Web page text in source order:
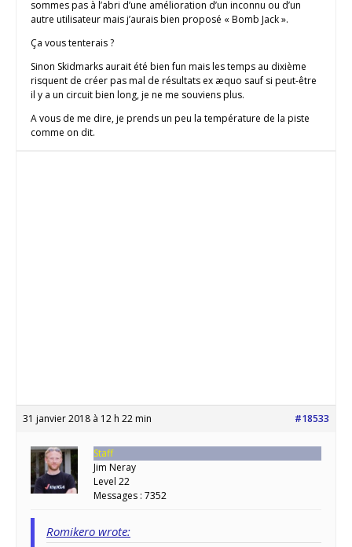
sommes pas à l’abri d’une amélioration d’un inconnu ou d’un
autre utilisateur mais j’aurais bien proposé « Bomb Jack ».
Ça vous tenterais ?
Sinon Skidmarks aurait été bien fun mais les temps au dixième
risquent de créer pas mal de résultats ex æquo sauf si peut-être
il y a un circuit bien long, je ne me souviens plus.
A vous de me dire, je prends un peu la température de la piste
comme on dit.
31 janvier 2018 à 12 h 22 min #18533
Staff
Jim Neray
Level 22
Messages : 7352
Romikero wrote: